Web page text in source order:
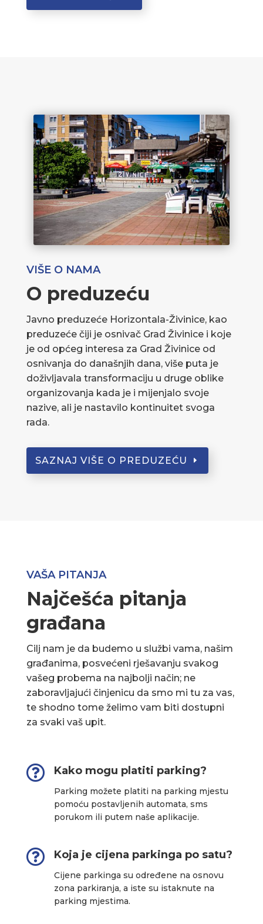
VIŠE O NAMA
O preduzeću
Javno preduzeće Horizontala-Živinice, kao
preduzeće čiji je osnivač Grad Živinice i koje
je od općeg interesa za Grad Živinice od
osnivanja do današnjih dana, više puta je
doživljavala transformaciju u druge oblike
organizovanja kada je i mijenjalo svoje
nazive, ali je nastavilo kontinuitet svoga
rada.
SAZNAJ VIŠE O PREDUZEĆU
VAŠA PITANJA
Najčešća pitanja
građana
Cilj nam je da budemo u službi vama, našim
građanima, posvećeni rješavanju svakog
vašeg probema na najbolji način; ne
zaboravljajući činjenicu da smo mi tu za vas,
te shodno tome želimo vam biti dostupni
za svaki vaš upit.
 Kako mogu platiti parking?
Parking možete platiti na parking mjestu
pomoću postavljenih automata, sms
porukom ili putem naše aplikacije.
 Koja je cijena parkinga po satu?
Cijene parkinga su određene na osnovu
zona parkiranja, a iste su istaknute na
parking mjestima.